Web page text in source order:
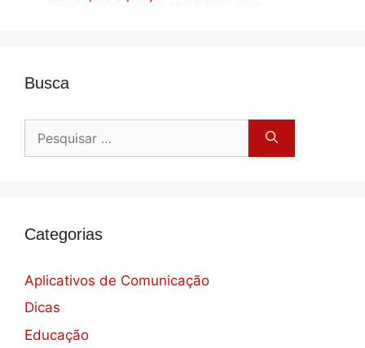
Busca
por:
Categorias
Aplicativos de Comunicação
Dicas
Educação